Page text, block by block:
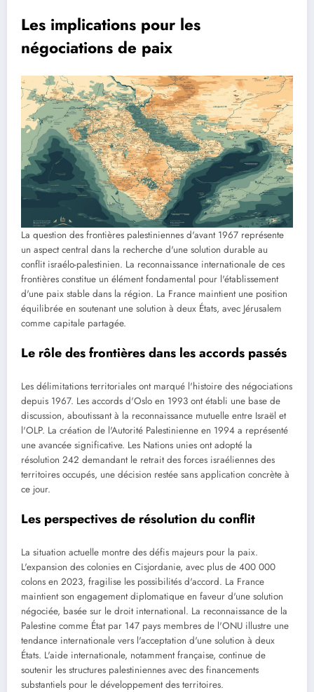
Les implications pour les
négociations de paix
La question des frontières palestiniennes d'avant 1967 représente
un aspect central dans la recherche d'une solution durable au
conflit israélo-palestinien. La reconnaissance internationale de ces
frontières constitue un élément fondamental pour l'établissement
d'une paix stable dans la région. La France maintient une position
équilibrée en soutenant une solution à deux États, avec Jérusalem
comme capitale partagée.
Le rôle des frontières dans les accords passés
Les délimitations territoriales ont marqué l'histoire des négociations
depuis 1967. Les accords d'Oslo en 1993 ont établi une base de
discussion, aboutissant à la reconnaissance mutuelle entre Israël et
l'OLP. La création de l'Autorité Palestinienne en 1994 a représenté
une avancée significative. Les Nations unies ont adopté la
résolution 242 demandant le retrait des forces israéliennes des
territoires occupés, une décision restée sans application concrète à
ce jour.
Les perspectives de résolution du conflit
La situation actuelle montre des défis majeurs pour la paix.
L'expansion des colonies en Cisjordanie, avec plus de 400 000
colons en 2023, fragilise les possibilités d'accord. La France
maintient son engagement diplomatique en faveur d'une solution
négociée, basée sur le droit international. La reconnaissance de la
Palestine comme État par 147 pays membres de l'ONU illustre une
tendance internationale vers l'acceptation d'une solution à deux
États. L'aide internationale, notamment française, continue de
soutenir les structures palestiniennes avec des financements
substantiels pour le développement des territoires.